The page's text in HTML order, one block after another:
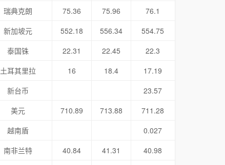
瑞典克朗
75.36 75.96
76.1
新加坡元
552.18 556.34
554.75
泰国铢
22.31 22.45
22.3
土耳其里拉
16 18.4
17.19
新台币
23.57
美元
710.89 713.88
711.28
越南盾
0.027
南非兰特
40.84 41.31 40.98